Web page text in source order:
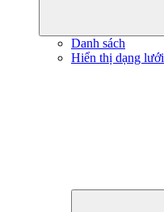
Danh sách
Hiển thị dạng lưới